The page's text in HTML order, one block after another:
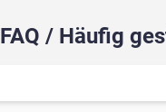
FAQ / Häufig